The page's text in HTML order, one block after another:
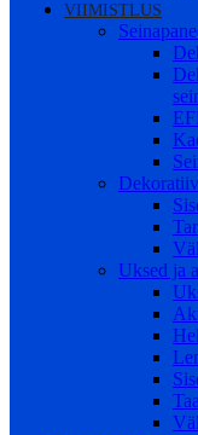
VIIMISTLUS
Uksed ja